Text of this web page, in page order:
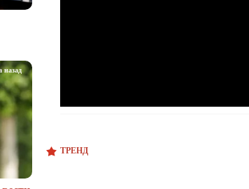
назад
ТРЕНД